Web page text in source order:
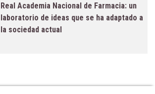
Real Academia Nacional de Farmacia: un
laboratorio de ideas que se ha adaptado a
la sociedad actual